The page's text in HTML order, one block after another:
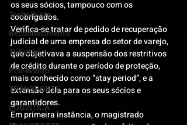
Trabalhista
Reconhecimento
Tributário
Pós-evento
TRANSPORTE
LOGISTICA
os seus sócios, tampouco com os
coobrigados.
Verifica-se tratar de pedido de recuperação
judicial de uma empresa do setor de varejo,
que objetivava a suspensão dos restritivos
de crédito durante o período de proteção,
mais conhecido como “stay period”, e a
extensão dela para os seus sócios e
garantidores.
Em primeira instância, o magistrado